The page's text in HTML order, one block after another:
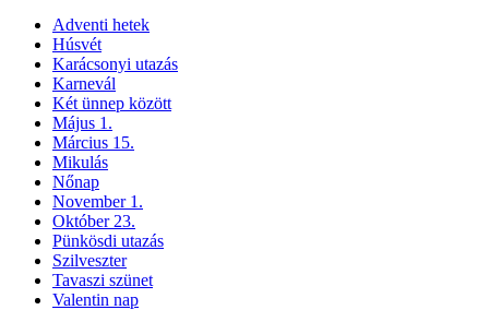
Adventi hetek
Húsvét
Karácsonyi utazás
Karnevál
Két ünnep között
Május 1.
Március 15.
Mikulás
Nőnap
November 1.
Október 23.
Pünkösdi utazás
Szilveszter
Tavaszi szünet
Valentin nap